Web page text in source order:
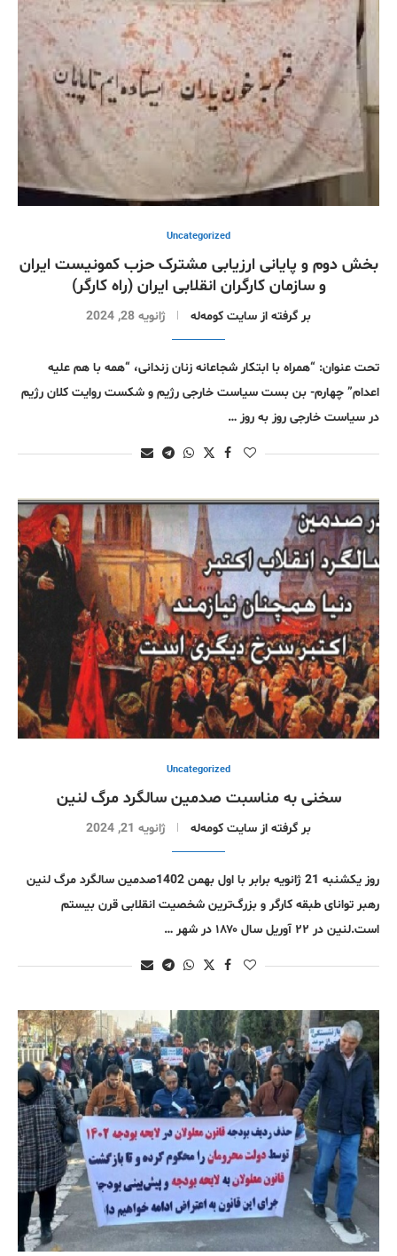
Uncategorized
بخش دوم و پایانی ارزیابی مشترک حزب کمونیست ایران
و سازمان کارگران انقلابی ایران (راه کارگر)
بر گرفتە از سایت کومەلە ژانویه 28, 2024
تحت عنوان: “همراه با ابتکار شجاعانه زنان زندانی، “همه با هم علیه
اعدام” چهارم- بن بست سیاست خارجی رژیم و شکست روایت کلان رژیم
در سیاست خارجی روز به روز …
Uncategorized
سخنی به مناسبت صدمین سالگرد مرگ لنین
بر گرفتە از سایت کومەلە ژانویه 21, 2024
روز یکشنبه 21 ژانویه برابر با اول بهمن 1402صدمین سالگرد مرگ لنین
رهبر توانای طبقه کارگر و بزرگ‌ترین شخصیت انقلابی قرن بیستم
است.لنین در ۲۲ آوریل سال ۱۸۷۰ در شهر …